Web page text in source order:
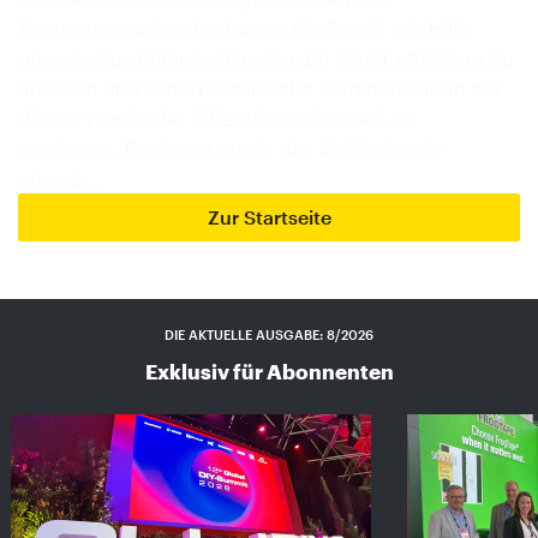
Zur Startseite
DIE AKTUELLE AUSGABE: 8/2026
Exklusiv für Abonnenten